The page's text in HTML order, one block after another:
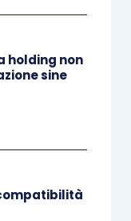
sin dal
109, della
holding non
sine